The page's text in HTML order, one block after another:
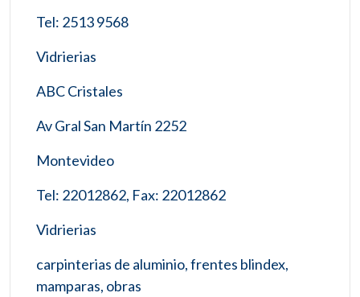
Tel: 2513 9568
Vidrierias
ABC Cristales
Av Gral San Martín 2252
Montevideo
Tel: 22012862, Fax: 22012862
Vidrierias
carpinterias de aluminio, frentes blindex,
mamparas, obras